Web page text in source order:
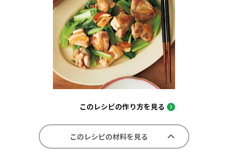
このレシピの作り方を見る
このレシピの材料を見る